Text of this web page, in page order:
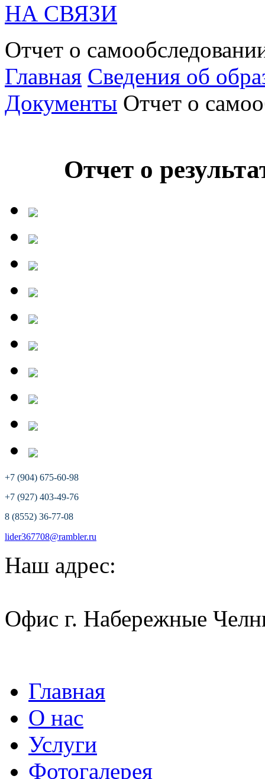
НА СВЯЗИ
Отчет о
Главная Сведения об
Документы Отчет о
Отчет о
+7 (904) 675-60-98
+7 (927) 403-49-76
8 (8552) 36-77-08
lider367708@rambler.ru
Наш адрес:
Офис г. Набережные
Главная
О нас
Услуги
Фотогалерея